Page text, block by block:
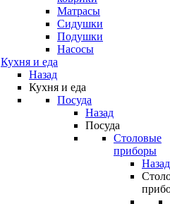
Матрасы
Сидушки
Подушки
Насосы
Кухня и еда
Назад
Кухня и еда
Посуда
Назад
Посуда
Столовые
приборы
Назад